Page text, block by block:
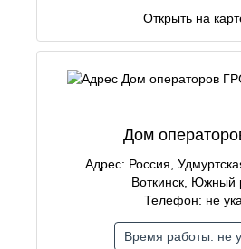
Открыть на
Дом
Адрес: Россия,
Воткинск, Южный
Телефон: не
Время работы: не